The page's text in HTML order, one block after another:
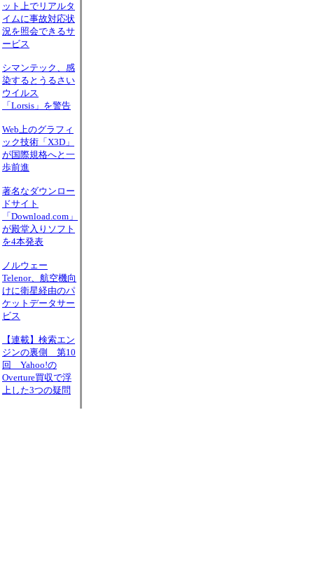
ット上でリアルタ
イムに事故対応状
況を照会できるサ
ービス
シマンテック、感
染するとうるさい
ウイルス
「Lorsis」を警告
Web上のグラフィ
ック技術「X3D」
が国際規格へと一
歩前進
著名なダウンロー
ドサイト
「Download.com」
が殿堂入りソフト
を4本発表
ノルウェー
Telenor、航空機向
けに衛星経由のパ
ケットデータサー
ビス
【連載】検索エン
ジンの裏側 第10
回 Yahoo!の
Overture買収で浮
上した3つの疑問